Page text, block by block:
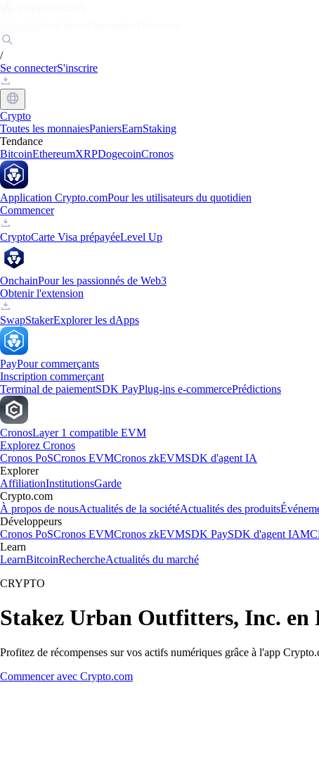
/
Se connecterS'inscrire
Crypto
Toutes les monnaiesPaniersEarnStaking
Tendance
BitcoinEthereumXRPDogecoinCronos
Application Crypto.comPour les utilisateurs du quotidien
Commencer
CryptoCarte Visa prépayéeLevel Up
OnchainPour les passionnés de Web3
Obtenir l'extension
SwapStakerExplorer les dApps
PayPour commerçants
Inscription commerçant
Terminal de paiementSDK PayPlug-ins e-commercePrédictions
CronosLayer 1 compatible EVM
Explorez Cronos
Cronos PoSCronos EVMCronos zkEVMSDK d'agent IA
Explorer
AffiliationInstitutionsGarde
Crypto.com
À propos de nousActualités de la sociétéActualités des produits
Développeurs
Cronos PoSCronos EVMCronos zkEVMSDK PaySDK d'agent IA
Learn
LearnBitcoinRechercheActualités du marché
CRYPTO
Stakez Urban Outfitters, Inc. en
Profitez de récompenses sur vos actifs numériques grâce à l'app
Commencer avec Crypto.com